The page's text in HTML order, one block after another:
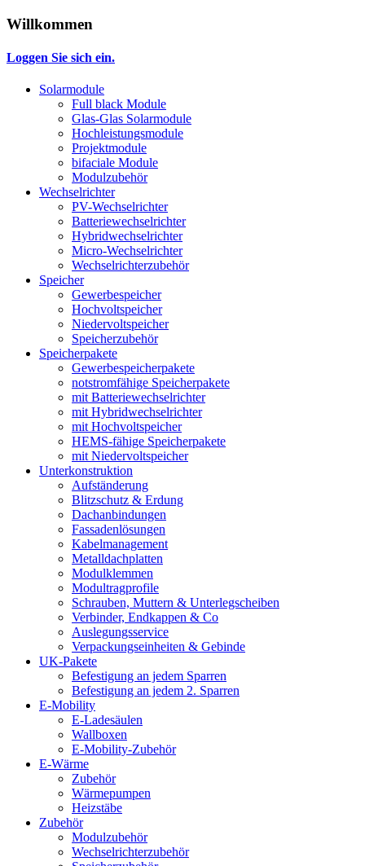
Willkommen
Loggen Sie sich ein.
Solarmodule
Full black Module
Glas-Glas Solarmodule
Hochleistungsmodule
Projektmodule
bifaciale Module
Modulzubehör
Wechselrichter
PV-Wechselrichter
Batteriewechselrichter
Hybridwechselrichter
Micro-Wechselrichter
Wechselrichterzubehör
Speicher
Gewerbespeicher
Hochvoltspeicher
Niedervoltspeicher
Speicherzubehör
Speicherpakete
Gewerbespeicherpakete
notstromfähige Speicherpakete
mit Batteriewechselrichter
mit Hybridwechselrichter
mit Hochvoltspeicher
HEMS-fähige Speicherpakete
mit Niedervoltspeicher
Unterkonstruktion
Aufständerung
Blitzschutz & Erdung
Dachanbindungen
Fassadenlösungen
Kabelmanagement
Metalldachplatten
Modulklemmen
Modultragprofile
Schrauben, Muttern & Unterlegscheiben
Verbinder, Endkappen & Co
Auslegungsservice
Verpackungseinheiten & Gebinde
UK-Pakete
Befestigung an jedem Sparren
Befestigung an jedem 2. Sparren
E-Mobility
E-Ladesäulen
Wallboxen
E-Mobility-Zubehör
E-Wärme
Zubehör
Wärmepumpen
Heizstäbe
Zubehör
Modulzubehör
Wechselrichterzubehör